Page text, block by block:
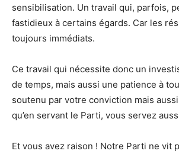
sensibilisation. Un travail qui, parfois,
fastidieux à certains égards. Car les
toujours immédiats.
Ce travail qui nécessite donc un
de temps, mais aussi une patience à
soutenu par votre conviction mais
qu’en servant le Parti, vous servez
Et vous avez raison ! Notre Parti ne vit